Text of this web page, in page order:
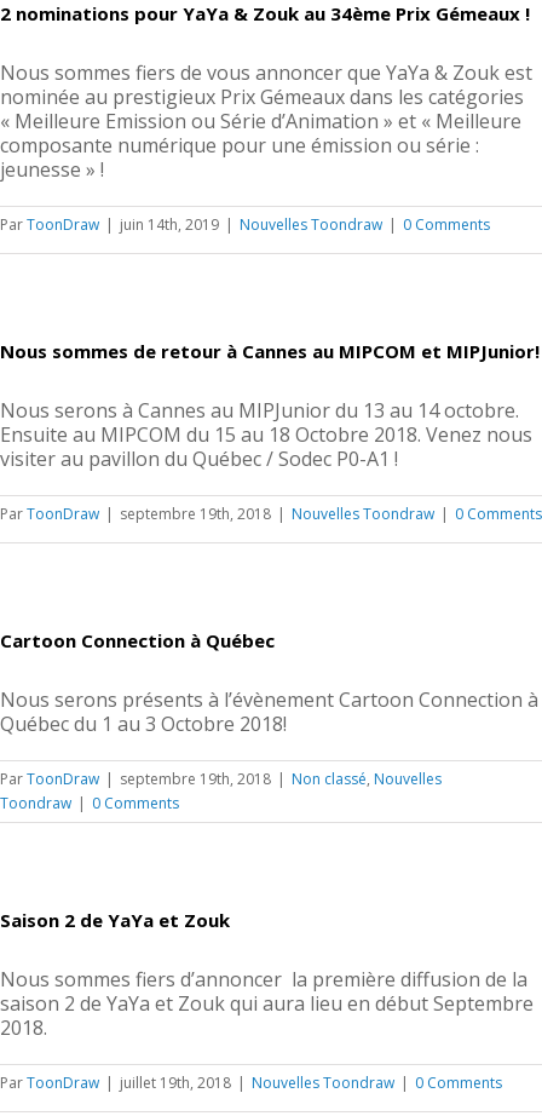
2 nominations pour YaYa & Zouk au 34ème Prix Gémeaux !
Nous sommes fiers de vous annoncer que YaYa & Zouk est
nominée au prestigieux Prix Gémeaux dans les catégories
« Meilleure Emission ou Série d’Animation » et « Meilleure
composante numérique pour une émission ou série :
jeunesse » !
ParToonDraw | juin 14th, 2019 | Nouvelles Toondraw | 0 Comments
Nous sommes de retour à Cannes au MIPCOM et MIPJunior!
Nous serons à Cannes au MIPJunior du 13 au 14 octobre.
Ensuite au MIPCOM du 15 au 18 Octobre 2018. Venez nous
visiter au pavillon du Québec / Sodec P0-A1 !
ParToonDraw | septembre 19th, 2018 | Nouvelles Toondraw | 0 Comments
Cartoon Connection à Québec
Nous serons présents à l’évènement Cartoon Connection à
Québec du 1 au 3 Octobre 2018!
ParToonDraw | septembre 19th, 2018 | Non classé, Nouvelles
Toondraw | 0 Comments
Saison 2 de YaYa et Zouk
Nous sommes fiers d’annoncer la première diffusion de la
saison 2 de YaYa et Zouk qui aura lieu en début Septembre
2018.
ParToonDraw | juillet 19th, 2018 | Nouvelles Toondraw | 0 Comments